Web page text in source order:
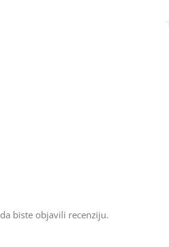
da biste objavili recenziju.